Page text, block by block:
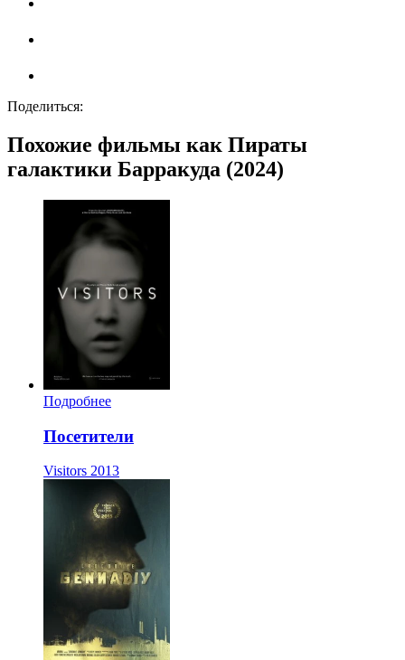
Поделиться:
Похожие фильмы как Пираты
галактики Барракуда (2024)
Подробнее
Посетители
Visitors 2013